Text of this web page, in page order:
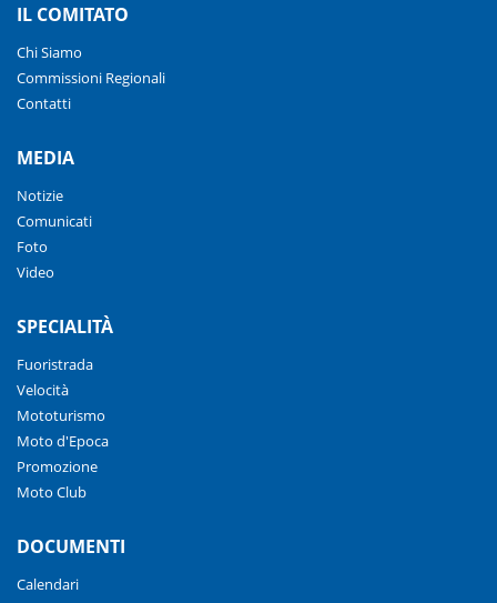
IL COMITATO
Chi Siamo
Commissioni Regionali
Contatti
MEDIA
Notizie
Comunicati
Foto
Video
SPECIALITÀ
Fuoristrada
Velocità
Mototurismo
Moto d'Epoca
Promozione
Moto Club
DOCUMENTI
Calendari